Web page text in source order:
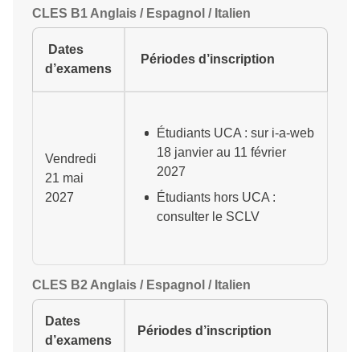
CLES B1 Anglais / Espagnol / Italien
Dates
d’examens
Périodes d’inscription
Vendredi
21 mai
2027
Étudiants UCA : sur i-a-web
18 janvier au 11 février
2027
Étudiants hors UCA :
consulter le SCLV
CLES B2 Anglais / Espagnol / Italien
Dates
d’examens
Périodes d’inscription